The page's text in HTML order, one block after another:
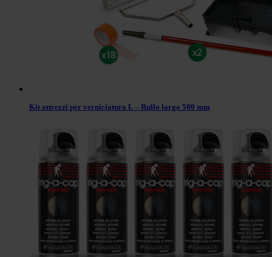
Kit attrezzi per verniciatura L – Rullo largo 500 mm